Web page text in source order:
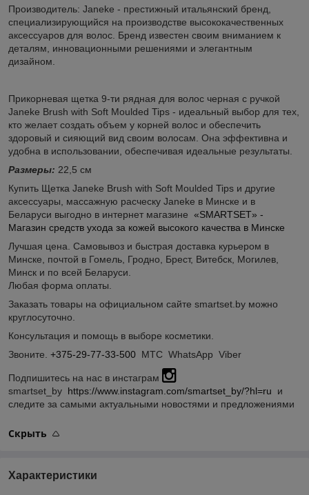
Производитель: Janeke - престижный итальянский бренд,
специализирующийся на производстве высококачественных
аксессуаров для волос. Бренд известен своим вниманием к
деталям, инновационными решениями и элегантным
дизайном.
Прикорневая щетка 9-ти рядная для волос черная с ручкой
Janeke Brush with Soft Moulded Tips - идеальный выбор для тех,
кто желает создать объем у корней волос и обеспечить
здоровый и сияющий вид своим волосам. Она эффективна и
удобна в использовании, обеспечивая идеальные результаты.
Размеры: 22,5 см
Купить Щетка Janeke Brush with Soft Moulded Tips и другие
аксессуары, массажную расческу Janeke в Минске и в
Беларуси выгодно в интернет магазине «SMARTSET» -
Магазин средств ухода за кожей высокого качества в Минске
Лучшая цена. Самовывоз и быстрая доставка курьером в
Минске, почтой в Гомель, Гродно, Брест, Витебск, Могилев,
Минск и по всей Беларуси.
Любая форма оплаты.
Заказать товары на официальном сайте smartset.by можно
круглосуточно.
Консультация и помощь в выборе косметики.
Звоните. +375-29-77-33-500 МТС WhatsApp Viber
Подпишитесь на нас в инстаграм
smartset_by https://www.instagram.com/smartset_by/?hl=ru и
следите за самыми актуальными новостями и предложениями
Скрыть
Характеристики